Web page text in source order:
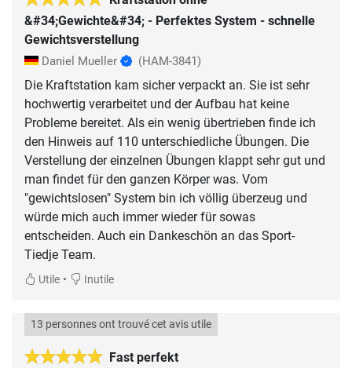
&#34;Gewichte&#34; - Perfektes System - schnelle
Gewichtsverstellung
Daniel Mueller (HAM-3841)
Die Kraftstation kam sicher verpackt an. Sie ist sehr
hochwertig verarbeitet und der Aufbau hat keine
Probleme bereitet. Als ein wenig übertrieben finde ich
den Hinweis auf 110 unterschiedliche Übungen. Die
Verstellung der einzelnen Übungen klappt sehr gut und
man findet für den ganzen Körper was. Vom
"gewichtslosen" System bin ich völlig überzeug und
würde mich auch immer wieder für sowas
entscheiden. Auch ein Dankeschön an das Sport-
Tiedje Team.
Utile • Inutile
Fast perfekt
13 personnes ont trouvé cet avis utile